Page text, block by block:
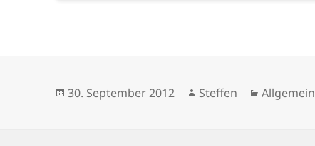
Veröffentlicht
30. September 2012 Autor
Steffen Kategorien
Allgemein